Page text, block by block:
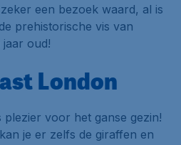
een bezoek waard, al is
prehistorische vis van
jaar oud!
London
plezier voor het ganse gezin!
je er zelfs de giraffen en